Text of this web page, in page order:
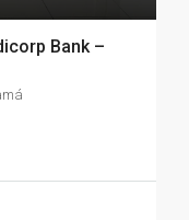
Bank –